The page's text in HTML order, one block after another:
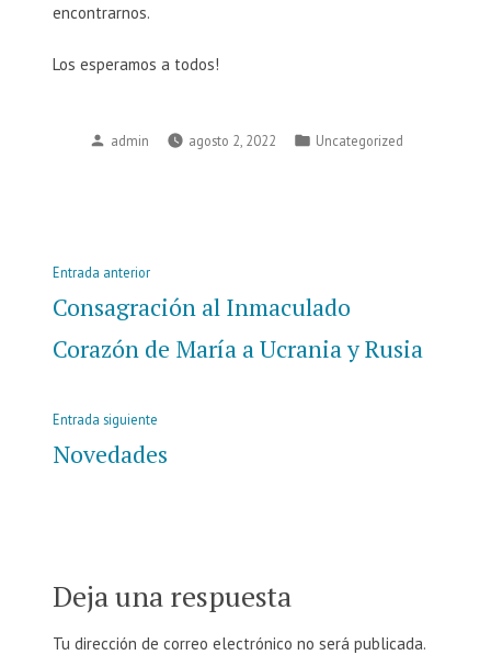
encontrarnos.
Los esperamos a todos!
Publicado
admin agosto 2, 2022
Publicado
Uncategorized
Navegación
de
entradas
Entrada anteriorEntrada
anterior:
Consagración al Inmaculado
Corazón de María a Ucrania y Rusia
Entrada siguiente
Novedades
Deja una respuesta
Tu dirección de correo electrónico no será publicada.